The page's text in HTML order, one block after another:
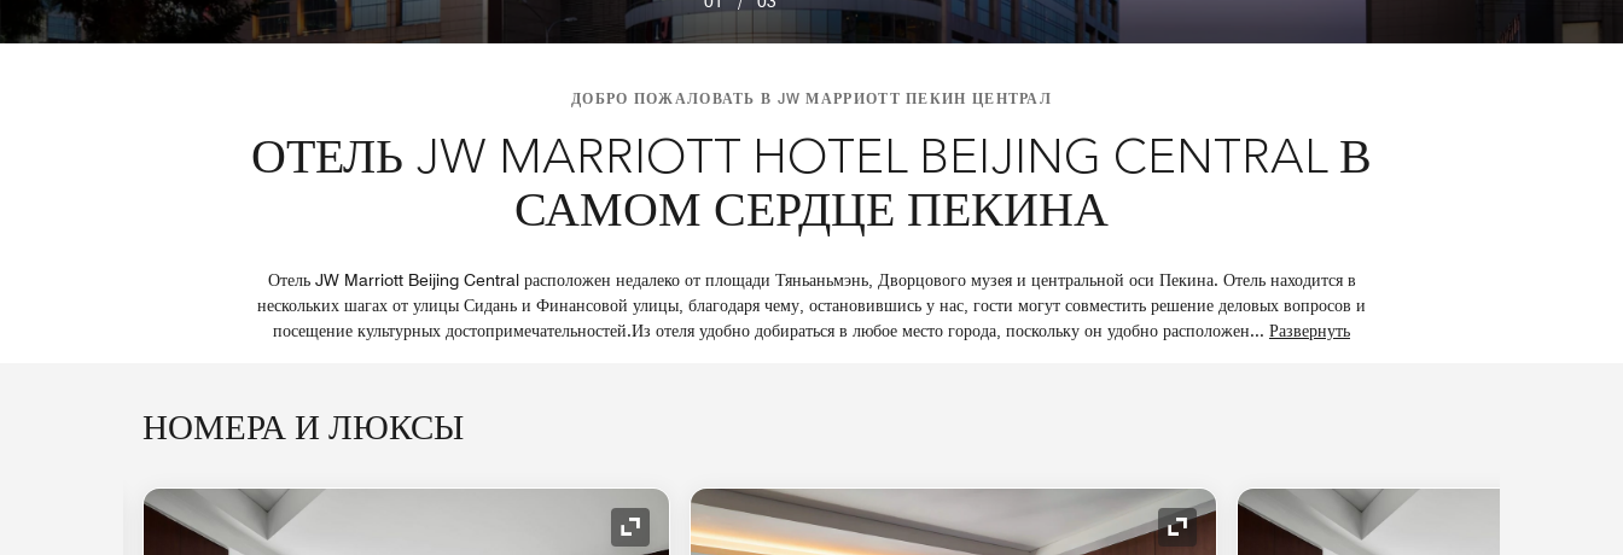
ДОБРО ПОЖАЛОВАТЬ В JW МАРРИОТТ ПЕКИН ЦЕНТРАЛ
ОТЕЛЬ JW MARRIOTT HOTEL BEIJING CENTRAL В
САМОМ СЕРДЦЕ ПЕКИНА
Отель JW Marriott Beijing Central расположен недалеко от площади Тяньаньмэнь, Дворцового музея и центральной оси Пекина. Отель находится в
нескольких шагах от улицы Сидань и Финансовой улицы, благодаря чему, остановившись у нас, гости могут совместить решение деловых вопросов и
посещение культурных достопримечательностей.Из отеля удобно добираться в любое место города, поскольку он удобно расположен... Развернуть
НОМЕРА И ЛЮКСЫ
Значок расширения Значок расширения Значок расширения